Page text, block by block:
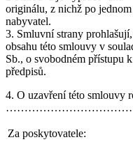
originálu, z nichž po
nabyvatel.
3. Smluvní strany
obsahu této smlouvy v
Sb., o svobodném přístupu
předpisů.
4. O uzavření této smlouvy
Za poskytovatele: